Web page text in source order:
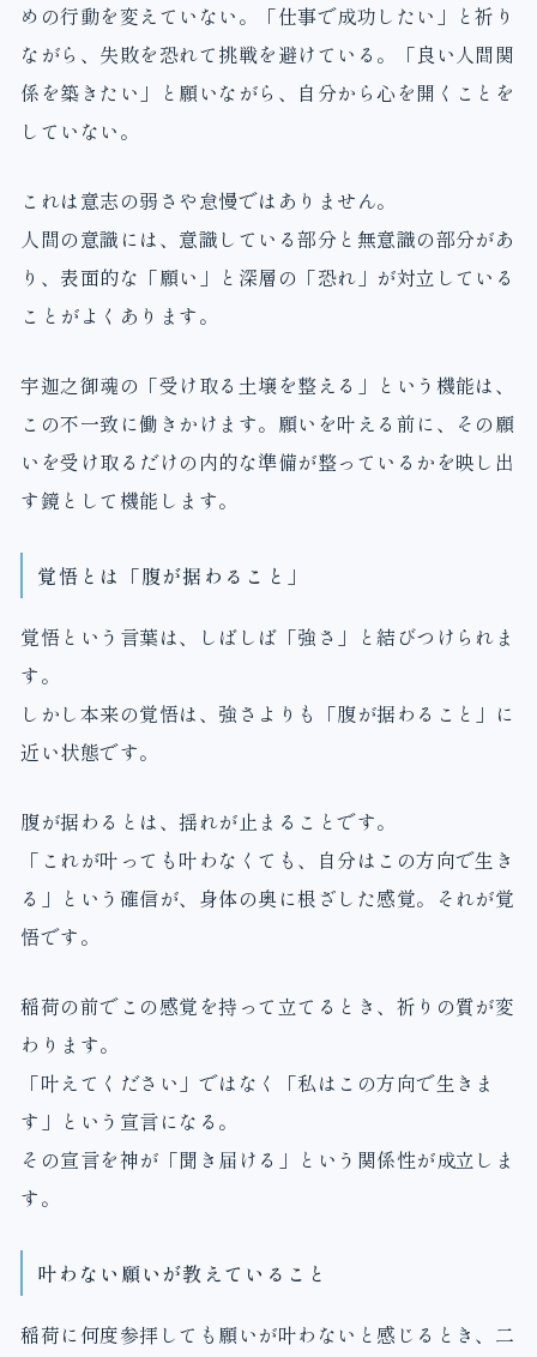
めの行動を変えていない。「仕事で成功したい」と祈り
ながら、失敗を恐れて挑戦を避けている。「良い人間関
係を築きたい」と願いながら、自分から心を開くことを
していない。
これは意志の弱さや怠慢ではありません。
人間の意識には、意識している部分と無意識の部分があ
り、表面的な「願い」と深層の「恐れ」が対立している
ことがよくあります。
宇迦之御魂の「受け取る土壌を整える」という機能は、
この不一致に働きかけます。願いを叶える前に、その願
いを受け取るだけの内的な準備が整っているかを映し出
す鏡として機能します。
覚悟とは「腹が据わること」
覚悟という言葉は、しばしば「強さ」と結びつけられま
す。
しかし本来の覚悟は、強さよりも「腹が据わること」に
近い状態です。
腹が据わるとは、揺れが止まることです。
「これが叶っても叶わなくても、自分はこの方向で生き
る」という確信が、身体の奥に根ざした感覚。それが覚
悟です。
稲荷の前でこの感覚を持って立てるとき、祈りの質が変
わります。
「叶えてください」ではなく「私はこの方向で生きま
す」という宣言になる。
その宣言を神が「聞き届ける」という関係性が成立しま
す。
叶わない願いが教えていること
稲荷に何度参拝しても願いが叶わないと感じるとき、二